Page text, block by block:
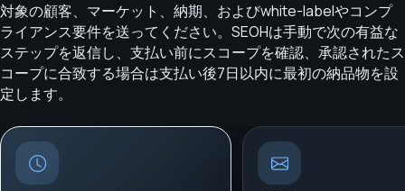
対象の顧客、マーケット、納期、およびwhite-labelやコンプ
ライアンス要件を送ってください。SEOHは手動で次の有益な
ステップを返信し、支払い前にスコープを確認、承認されたス
コープに合致する場合は支払い後7日以内に最初の納品物を設
定します。